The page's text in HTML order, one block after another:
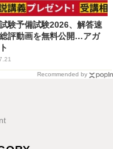
験予備試験2026、解答速
評動画を無料公開…アガ
Recommended by